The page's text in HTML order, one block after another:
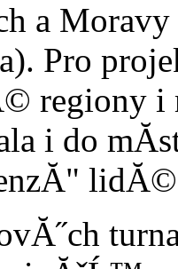
a
Pro
regiony i
i do